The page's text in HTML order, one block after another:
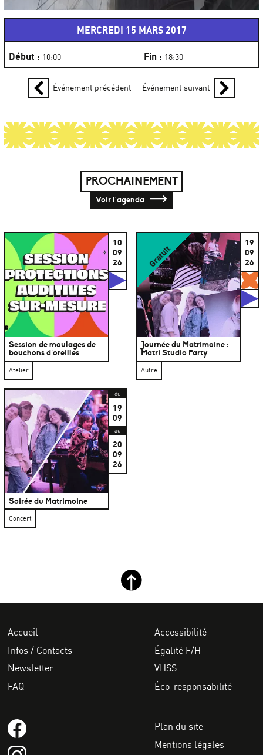
MERCREDI 15 MARS 2017
Début : 10:00 Fin : 18:30
Événement précédent Événement suivant
PROCHAINEMENT
Voir l'agenda
Session de moulages de
bouchons d’oreilles
10
09
26
Studios
Atelier
Gratuit
Journée du Matrimoine :
Matri Studio Party
19
09
26
Autre
Soirée du Matrimoine
du
19
09
au
20
09
26
Concert
Retour haut de page
Accueil
Infos / Contacts
Newsletter
FAQ
Accessibilité
Égalité F/H
VHSS
Éco-responsabilité
Plan du site
Mentions légales
Suivez-nous sur Facebook
Suivez-nous sur instagram